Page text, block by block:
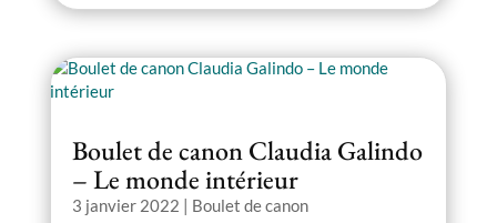
Boulet de canon Claudia Galindo
– Le monde intérieur
3 janvier 2022 | Boulet de canon